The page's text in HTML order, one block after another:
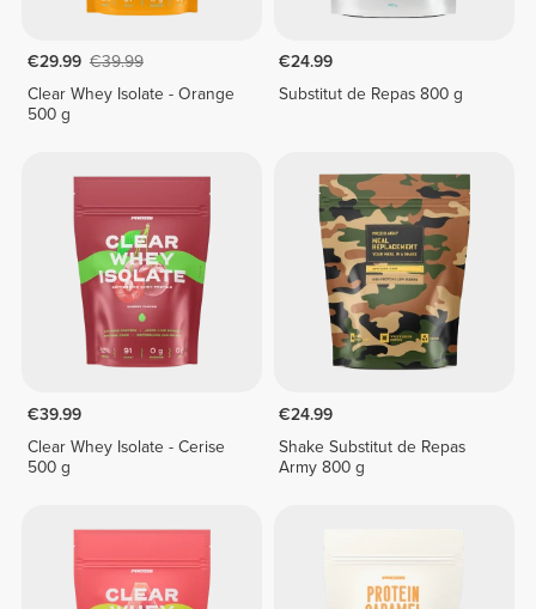
€29.99 €39.99
Clear Whey Isolate - Orange
500 g
€24.99
Substitut de Repas 800 g
€39.99
Clear Whey Isolate - Cerise
500 g
€24.99
Shake Substitut de Repas
Army 800 g